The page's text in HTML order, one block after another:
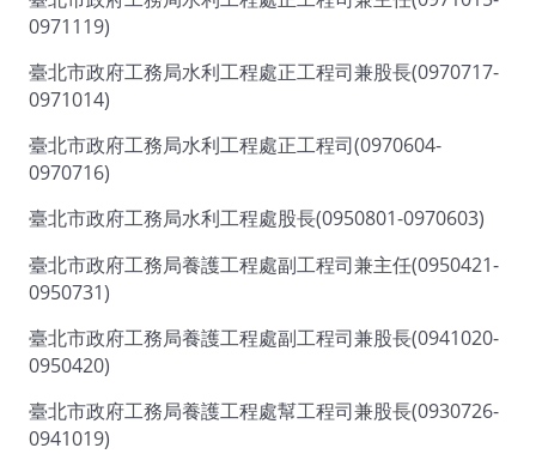
0971119)
臺北市政府工務局水利工程處正工程司兼股長(0970717-
0971014)
臺北市政府工務局水利工程處正工程司(0970604-
0970716)
臺北市政府工務局水利工程處股長(0950801-0970603)
臺北市政府工務局養護工程處副工程司兼主任(0950421-
0950731)
臺北市政府工務局養護工程處副工程司兼股長(0941020-
0950420)
臺北市政府工務局養護工程處幫工程司兼股長(0930726-
0941019)